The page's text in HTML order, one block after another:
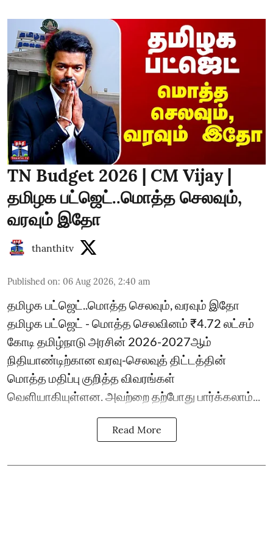
TN Budget 2026 | CM Vijay |
தமிழக பட்ஜெட்..மொத்த செலவும்,
வரவும் இதோ
thanthitv
Published on: 06 Aug 2026, 2:40 am
தமிழக பட்ஜெட்..மொத்த செலவும், வரவும் இதோ
தமிழக பட்ஜெட் - மொத்த செலவினம் ₹4.72 லட்சம்
கோடி தமிழ்நாடு அரசின் 2026-2027ஆம்
நிதியாண்டிற்கான வரவு-செலவுத் திட்டத்தின்
மொத்த மதிப்பு குறித்த விவரங்கள்
வெளியாகியுள்ளன. அவற்றை தற்போது பார்க்கலாம்...
Read More